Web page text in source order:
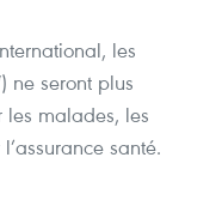
les
ne seront plus
les malades, les
santé.